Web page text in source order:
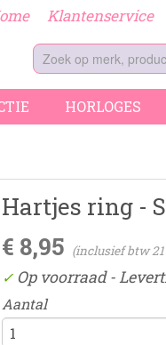
Klantenservice
HORLOGES
Hartjes ring -
€ 8,95 (inclusief btw
✓ Op voorraad-
Aantal